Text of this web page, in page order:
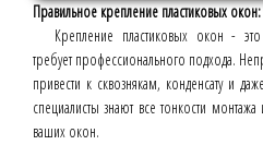
Правильное крепление пластиковых
Крепление пластиковых окон -
требует профессионального подхода.
привести к сквознякам, конденсату и
специалисты знают все тонкости
ваших окон.